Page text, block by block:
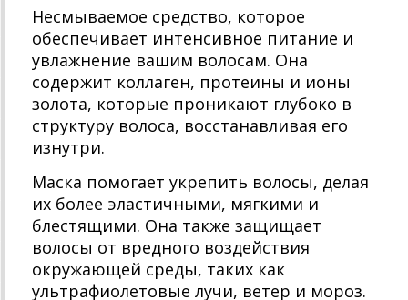
Несмываемое средство, которое
обеспечивает интенсивное питание и
увлажнение вашим волосам. Она
содержит коллаген, протеины и ионы
золота, которые проникают глубоко в
структуру волоса, восстанавливая его
изнутри.
Маска помогает укрепить волосы, делая
их более эластичными, мягкими и
блестящими. Она также защищает
волосы от вредного воздействия
окружающей среды, таких как
ультрафиолетовые лучи, ветер и мороз.